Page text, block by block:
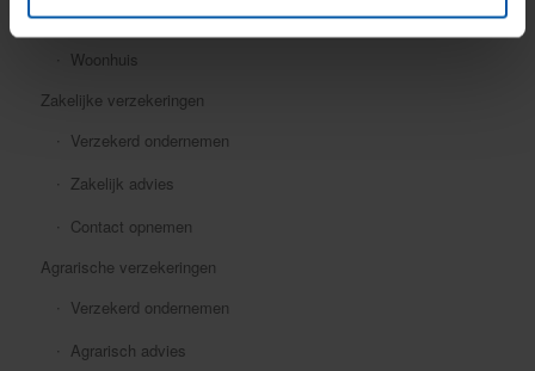
Verkeersschadeverzekering
Woonhuis
Zakelijke verzekeringen
Verzekerd ondernemen
Zakelijk advies
Contact opnemen
Agrarische verzekeringen
Verzekerd ondernemen
Agrarisch advies